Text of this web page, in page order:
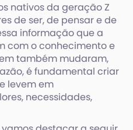
nativos da geração Z
de ser, de pensar e de
informação que a
com o conhecimento e
também mudaram,
é fundamental criar
levem em
necessidades,